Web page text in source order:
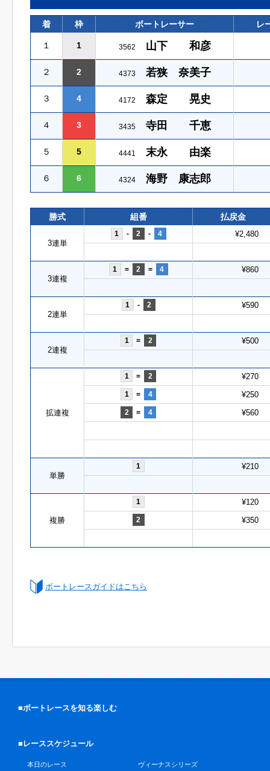
着 枠 ボートレーサー レ
１ 1 3562 山下 和彦
２ 2 4373 若狭 奈美子
３ 4 4172 森定 晃史
４ 3 3435 寺田 千恵
５ 5 4441 末永 由楽
６ 6 4324 海野 康志郎
勝式 組番 払戻金
3連単
1 - 2 - 4 ¥2,480
3連複
1 = 2 = 4 ¥860
2連単
1 - 2 ¥590
2連複
1 = 2 ¥500
拡連複
1 = 2 ¥270
1 = 4 ¥250
2 = 4 ¥560
単勝
1 ¥210
複勝
1 ¥120
2 ¥350
ボートレースガイドはこちら
■ボートレースを知る楽しむ
■レーススケジュール
本日のレース
ヴィーナスシリーズ